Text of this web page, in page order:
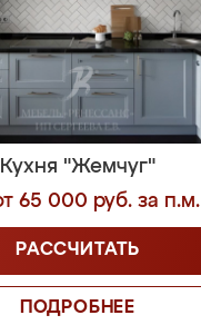
Кухня "Жемчуг"
65 000 руб. за п.м.
РАССЧИТАТЬ
ПОДРОБНЕЕ